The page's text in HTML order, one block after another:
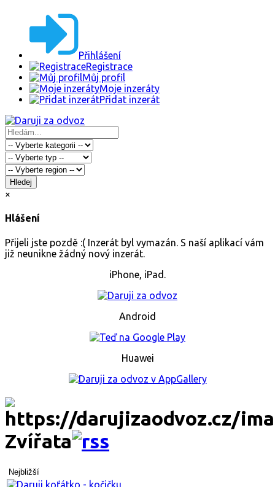
Přihlášení
Registrace
Můj profil
Moje inzeráty
Přidat inzerát
Hledej
×
Hlášení
Přijeli jste pozdě :( Inzerát byl vymazán. S naší aplikací vám
již neunikne žádný nový inzerát.
iPhone, iPad.
Android
Huawei
Zvířata
Nejbližší